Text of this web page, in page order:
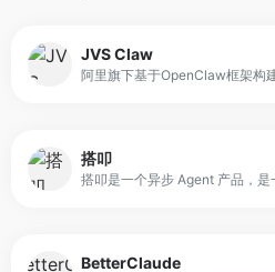
JVS Claw
搭叩
BetterClaude